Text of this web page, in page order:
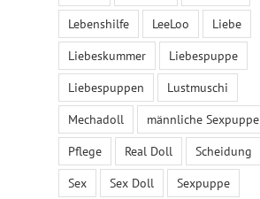
Lebenshilfe
LeeLoo
Liebe
Liebeskummer
Liebespuppe
Liebespuppen
Lustmuschi
Mechadoll
männliche Sexpuppe
Pflege
Real Doll
Scheidung
Sex
Sex Doll
Sexpuppe